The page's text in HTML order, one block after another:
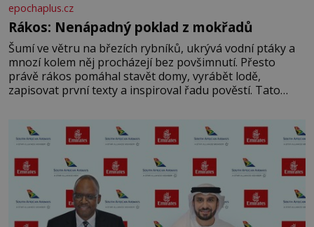
epochaplus.cz
Rákos: Nenápadný poklad z mokřadů
Šumí ve větru na březích rybníků, ukrývá vodní ptáky a
mnozí kolem něj procházejí bez povšimnutí. Přesto
právě rákos pomáhal stavět domy, vyrábět lodě,
zapisovat první texty a inspiroval řadu pověstí. Tato
letního koupání. Stačí se však podívat